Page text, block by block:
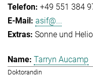
+49 551 384
asif@...
Sonne und
Tarryn Aucamp
Doktorandin